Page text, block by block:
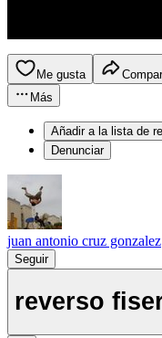
Me gusta
Más
Añadir a la lista de
Denunciar
juan antonio cruz gonzalez
Seguir
reverso